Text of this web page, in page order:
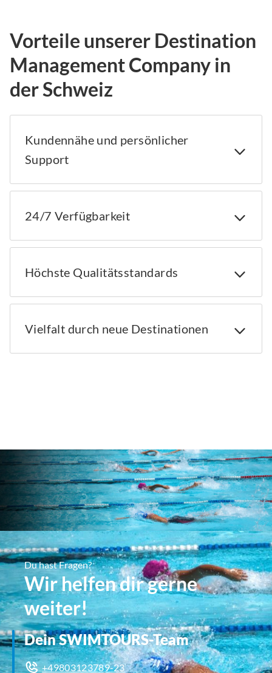
Vorteile unserer Destination
Management Company in
der Schweiz
Kundennähe und persönlicher
Support
24/7 Verfügbarkeit
Höchste Qualitätsstandards
Vielfalt durch neue Destinationen
Du hast Fragen?
Wir helfen dir gerne
weiter!
Dein SWIMTOURS-Team
+49803123789-23